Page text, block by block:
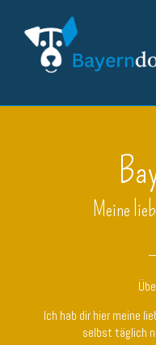
Meine
Ich hab dir hier meine
selbst täglich